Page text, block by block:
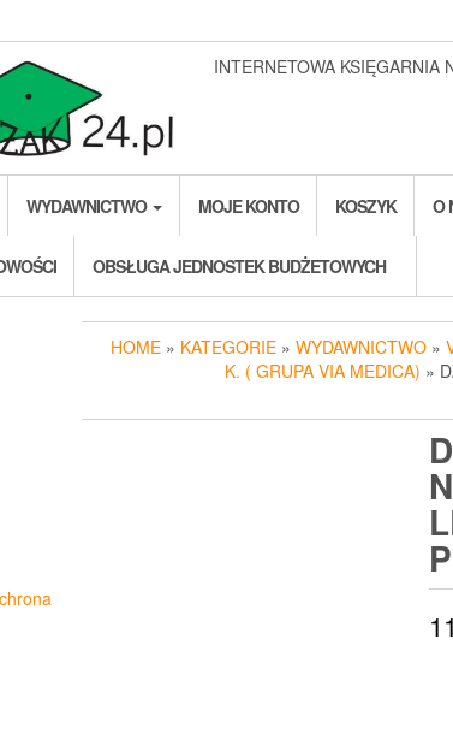
INTERNETOWA KSIĘGARNIA
WYDAWNICTWO MOJE KONTO KOSZYK O
OBSŁUGA JEDNOSTEK BUDŻETOWYCH
HOME » KATEGORIE » WYDAWNICTWO »
K. ( GRUPA VIA MEDICA) »